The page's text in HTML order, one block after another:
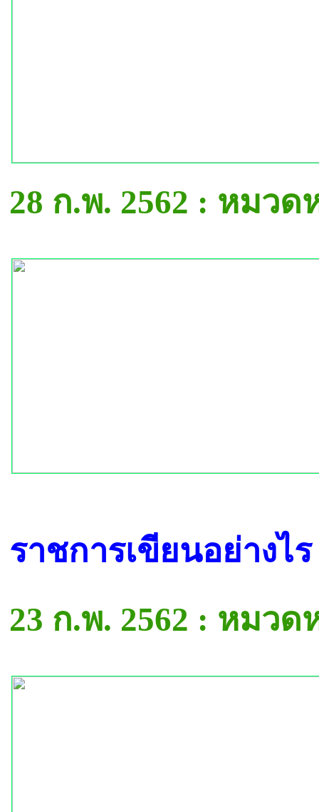
28 ก.พ. 2562 : หมว
ราชการเขียนอย่างไร
23 ก.พ. 2562 : หมว